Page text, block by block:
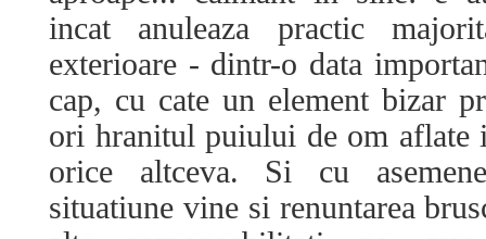
incat anuleaza practic
exterioare - dintr-o data
cap, cu cate un element bizar
ori hranitul puiului de om aflate
orice altceva. Si cu
situatiune vine si renuntarea